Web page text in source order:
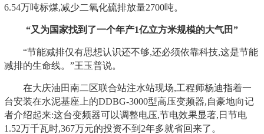
6.54万吨标煤,减少二氧化硫排放量2700吨。
“又为国家找到了一个年产1亿立方米规模的大气田”
“节能减排仅有思想认识还不够,还必须依靠科技,这是节能
减排的生命线。”王玉普说。
在大庆油田南二区联合站注水站现场,工程师杨迪指着一
台安装在水泥基座上的DDBG-3000型高压变频器,自豪地向记
者介绍起来:这台变频器可以调整电压,节电效果显著,日节电
1.52万千瓦时,367万元的投资不到2年多就省回来了。